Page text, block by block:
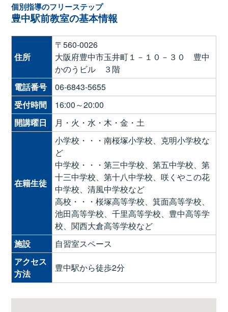
個別指導のフリーステップ
豊中駅前教室の基本情報
住所
〒560-0026
大阪府豊中市玉井町１－１０－３０ 豊中
かのうビル ３階
電話番号
06-6843-5655
受付時間
16:00～20:00
開講曜日
月・火・水・木・金・土
在籍生徒
小学校・・・南桜塚小学校、克明小学校な
ど
中学校・・・第三中学校、第五中学校、第
十三中学校、第十八中学校、咲くやこの花
中学校、清風中学校など
高校・・・桜塚高等学校、箕面高等学校、
池田高等学校、千里高等学校、豊中高等学
校、関西大倉高等学校など
施設
自習室スペース
アクセス
方法
豊中駅から徒歩2分